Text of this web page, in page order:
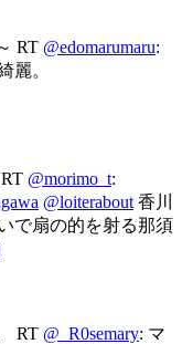
RT @edomarumaru:
麗。
@morimo_t:
@loiterabout 香川
で扇の的を射る那須
RT @_R0semary: マ